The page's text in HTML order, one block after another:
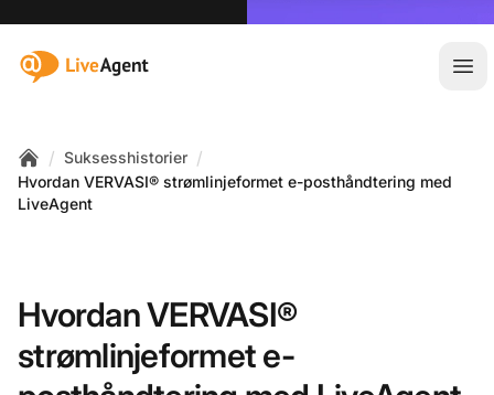
:site.title
Home
/ Suksesshistorier /
Hvordan VERVASI® strømlinjeformet e-posthåndtering med
LiveAgent
Hvordan VERVASI®
strømlinjeformet e-